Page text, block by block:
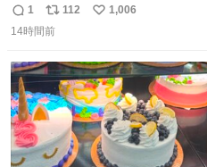
うに（笑）
返
信
1
リ
ポ
ト
数
112
い
数
1,006
14時間前